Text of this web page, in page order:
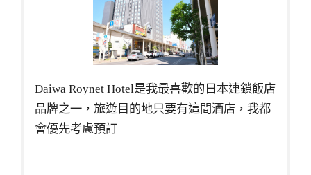
Daiwa Roynet Hotel是我最喜歡的日本連鎖飯店
品牌之一，旅遊目的地只要有這間酒店，我都
會優先考慮預訂